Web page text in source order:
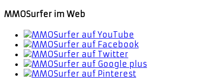
MMOSurfer im Web